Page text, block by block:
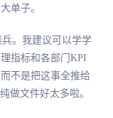
单子。
。我建议可以学学
指标和各部门KPI
不是把这事全推给
做文件好太多啦。